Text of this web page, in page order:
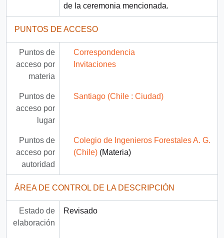
de la ceremonia mencionada.
PUNTOS DE ACCESO
Puntos de
acceso por
materia
Correspondencia
Invitaciones
Puntos de
acceso por
lugar
Santiago (Chile : Ciudad)
Puntos de
acceso por
autoridad
Colegio de Ingenieros Forestales A. G.
(Chile)(Materia)
ÁREA DE CONTROL DE LA DESCRIPCIÓN
Estado de
elaboración
Revisado